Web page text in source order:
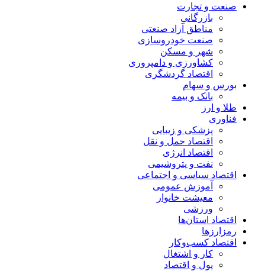
صنعت و تجارت
بازرگانی
مناطق آزاد صنعتی
صنعت خودروسازی
شهر و مسکن
کشاورزی و دامپروری
اقتصاد گردشگری
بورس و سهام
بانک و بیمه
طلا و ارز
فناوری
پزشکی و زیبایی
اقتصاد حمل و نقل
اقتصاد انرژی
نفت و پتروشیمی
اقتصاد سیاسی و اجتماعی
آموزش عمومی
معیشت خانوار
ورزشی
اقتصاد استان‌ها
رمزارزها
اقتصاد کسب‌و‌کار
کار و اشتغال
پول و اقتصاد